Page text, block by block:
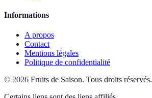
Informations
A propos
Contact
Mentions légales
Politique de confidentialité
© 2026 Fruits de Saison. Tous droits réservés.